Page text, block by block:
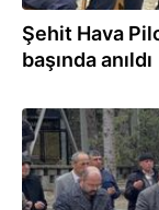
Şehit Hava
başında anıldı
25.03.2026